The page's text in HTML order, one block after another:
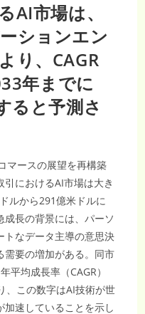
AI市場は、
ションエン
り、CAGR
年までに
ると予測さ
マースの展望を再構築
におけるAI市場は大き
ルから291億米ドルに
長の背景には、パーソ
トなデータ主導の意思決
需要の増加がある。同市
平均成長率（CAGR）
、この数字はAI技術が世
速していることを示し